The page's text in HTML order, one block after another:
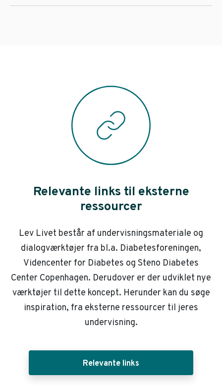
Relevante links til eksterne
ressourcer
Lev Livet består af undervisningsmateriale og
dialogværktøjer fra bl.a. Diabetesforeningen,
Videncenter for Diabetes og Steno Diabetes
Center Copenhagen. Derudover er der udviklet nye
værktøjer til dette koncept. Herunder kan du søge
inspiration, fra eksterne ressourcer til jeres
undervisning.
Relevante links